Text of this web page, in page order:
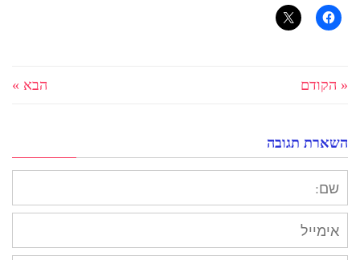
« הקודם הבא »
השארת תגובה